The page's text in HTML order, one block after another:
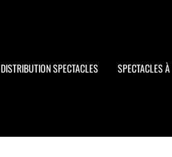
DISTRIBUTION SPECTACLES SPECTACLES À